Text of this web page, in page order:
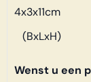
4x3x11cm
(BxLxH)
Wenst u een